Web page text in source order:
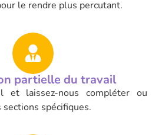
le rendre plus percutant.
partielle du travail
et laissez-nous compléter ou
spécifiques.